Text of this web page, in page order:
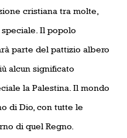
cristiana tra molte,
Il popolo
parte del pattizio albero
alcun significato
la Palestina. Il mondo
di Dio, con tutte le
di quel Regno.